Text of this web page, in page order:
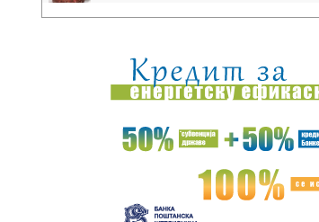
14:07:Čeka se samo potpis u Humskoj –
Almerije
14:05:Vučić sa Hasijevim: „Srbija ceni
Azerbejd...
[AcademIAA 2026] STRAHINJA